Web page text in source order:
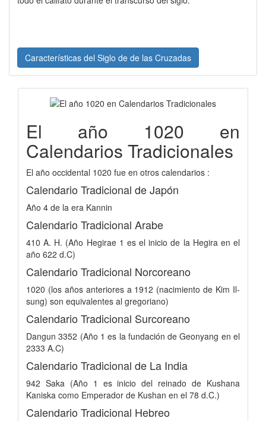
Características del Siglo de de las Cruzadas
El año 1020 en
Calendarios Tradicionales
El año occidental 1020 fue en otros calendarios :
Calendario Tradicional de Japón
Año 4 de la era Kannin
Calendario Tradicional Arabe
410 A. H. (Año Hegirae 1 es el inicio de la Hegira en el
año 622 d.C)
Calendario Tradicional Norcoreano
1020 (los años anteriores a 1912 (nacimiento de Kim Il-
sung) son equivalentes al gregoriano)
Calendario Tradicional Surcoreano
Dangun 3352 (Año 1 es la fundación de Geonyang en el
2333 A.C)
Calendario Tradicional de La India
942 Saka (Año 1 es inicio del reinado de Kushana
Kaniska como Emperador de Kushan en el 78 d.C.)
Calendario Tradicional Hebreo